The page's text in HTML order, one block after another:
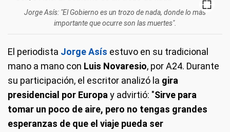
Jorge Asís: "El Gobierno es un trozo de nada, donde lo más
importante que ocurre son las muertes".
El periodista Jorge Asís estuvo en su tradicional
mano a mano con Luis Novaresio, por A24. Durante
su participación, el escritor analizó la gira
presidencial por Europa y advirtió: "Sirve para
tomar un poco de aire, pero no tengas grandes
esperanzas de que el viaje pueda ser